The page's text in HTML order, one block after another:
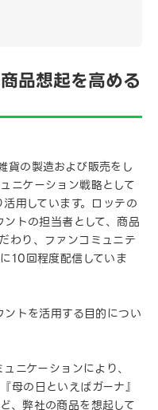
品想起を高める
貨の製造および販売をし
ニケーション戦略として
用しています。ロッテの
トの担当者として、商品
わり、ファンコミュニテ
10回程度配信していま
トを活用する目的につい
ニケーションにより、
母の日といえばガーナ』
、弊社の商品を想起して